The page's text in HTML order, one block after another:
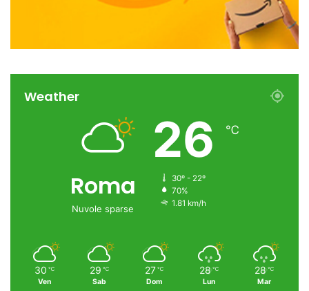
Weather
Roma
Nuvole sparse
26 ℃
30º - 22º
70%
1.81 km/h
30 ℃
Ven
29 ℃
Sab
27 ℃
Dom
28 ℃
Lun
28 ℃
Mar